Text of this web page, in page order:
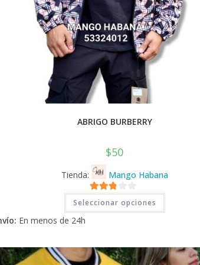
ABRIGO BURBERRY
$50
Tienda: Mango Habana
2.71
de 5
Seleccionar opciones
Este
tiene
opciones
se
pueden
En menos de 24h